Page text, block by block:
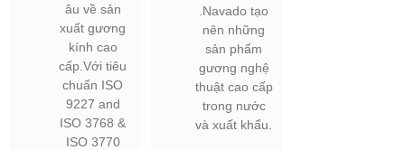
âu về sản
xuất gương
kính cao
cấp.Với tiêu
chuẩn ISO
9227 and
ISO 3768 &
ISO 3770
.Navado tạo
nên những
sản phẩm
gương nghệ
thuật cao cấp
trong nước
và xuất khẩu.